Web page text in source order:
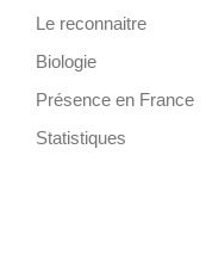
Le reconnaitre
Biologie
Présence en France
Statistiques